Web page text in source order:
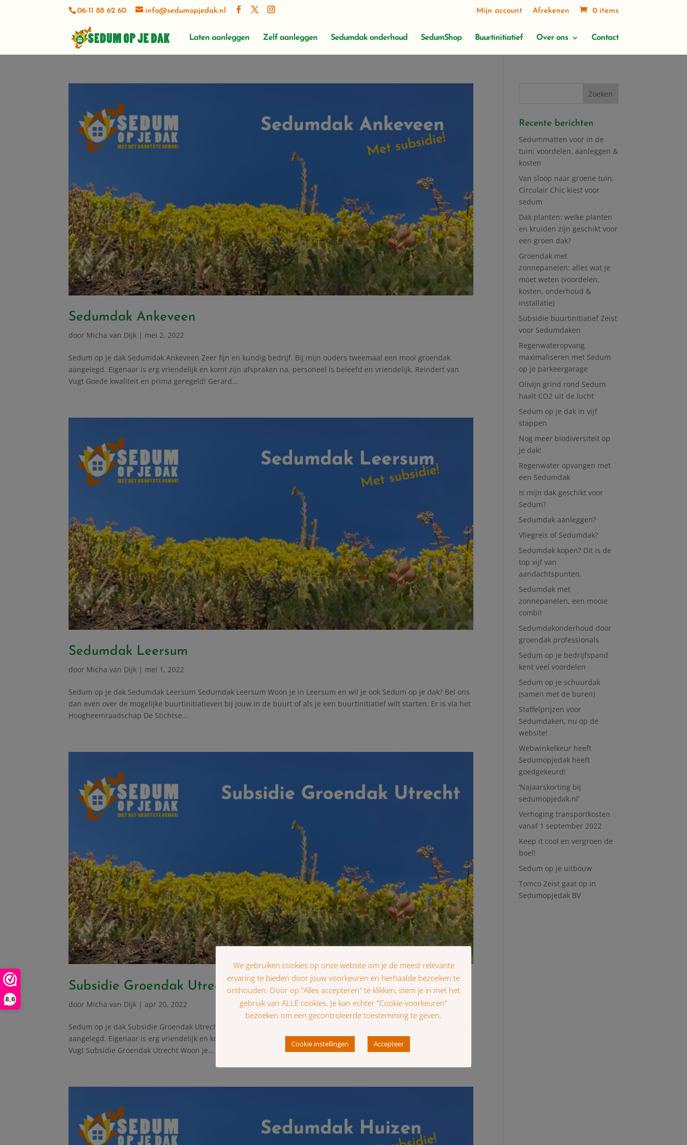
8,6
06-11 88 62 60 info@sedumopjedak.nl Mijn account Afrekenen 0 items
Laten aanleggen Zelf aanleggen Sedumdak onderhoud SedumShop Buurtinitiatief Over ons Contact
Sedumdak Ankeveen
door Micha van Dijk | mei 2, 2022
Sedum op je dak Sedumdak Ankeveen Zeer fijn en kundig bedrijf. Bij mijn ouders tweemaal een mooi groendak
aangelegd. Eigenaar is erg vriendelijk en komt zijn afspraken na, personeel is beleefd en vriendelijk. Reindert van
Vugt Goede kwaliteit en prima geregeld! Gerard...
Sedumdak Leersum
door Micha van Dijk | mei 1, 2022
Sedum op je dak Sedumdak Leersum Sedumdak Leersum Woon je in Leersum en wil je ook Sedum op je dak? Bel ons
dan even over de mogelijke buurtinitiatieven bij jouw in de buurt of als je een buurtinitiatief wilt starten. Er is via het
Hoogheemraadschap De Stichtse...
Subsidie Groendak Utrecht
door Micha van Dijk |apr 20, 2022
Sedum op je dak Subsidie Groendak Utrecht Zeer fijn en kundig bedrijf. Bij mijn ouders tweemaal een mooi groendak
aangelegd. Eigenaar is erg vriendelijk en komt zijn afspraken na, personeel is beleefd en vriendelijk. Reindert van
Vugt Subsidie Groendak Utrecht Woon je...
Recente berichten
Sedummatten voor in de
tuin: voordelen, aanleggen &
kosten
Van sloop naar groene tuin:
Circulair Chic kiest voor
sedum
Dak planten: welke planten
en kruiden zijn geschikt voor
een groen dak?
Groendak met
zonnepanelen: alles wat je
moet weten (voordelen,
kosten, onderhoud &
installatie)
Subsidie buurtinitiatief Zeist
voor Sedumdaken
Regenwateropvang
maximaliseren met Sedum
op je parkeergarage
Olivijn grind rond Sedum
haalt CO2 uit de lucht
Sedum op je dak in vijf
stappen
Nog meer biodiversiteit op
je dak!
Regenwater opvangen met
een Sedumdak
Is mijn dak geschikt voor
Sedum?
Sedumdak aanleggen?
Vliegreis of Sedumdak?
Sedumdak kopen? Dit is de
top vijf van
aandachtspunten.
Sedumdak met
zonnepanelen, een mooie
combi!
Sedumdakonderhoud door
groendak professionals
Sedum op je bedrijfspand
kent veel voordelen
Sedum op je schuurdak
(samen met de buren)
Staffelprijzen voor
Sedumdaken, nu op de
website!
Webwinkelkeur heeft
Sedumopjedak heeft
goedgekeurd!
‘Najaarskorting bij
sedumopjedak.nl’
Verhoging transportkosten
vanaf 1 september 2022
Keep it cool en vergroen de
boel!
Sedum op je uitbouw
Tomco Zeist gaat op in
Sedumopjedak BV